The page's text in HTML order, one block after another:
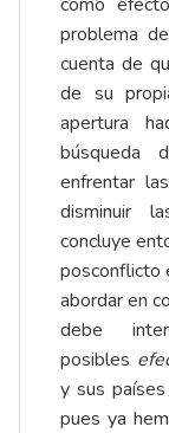
problema
cuenta de
de su
apertura
búsqueda
enfrentar
disminuir
concluye
posconflicto
abordar en
debe
posibles
y sus
pues ya